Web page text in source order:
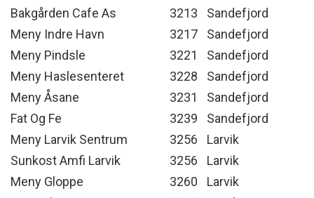
Bakgården Cafe As
3213
Sandefjord
Meny Indre Havn
3217
Sandefjord
Meny Pindsle
3221
Sandefjord
Meny Haslesenteret
3228
Sandefjord
Meny Åsane
3231
Sandefjord
Fat Og Fe
3239
Sandefjord
Meny Larvik Sentrum
3256
Larvik
Sunkost Amfi Larvik
3256
Larvik
Meny Gloppe
3260
Larvik